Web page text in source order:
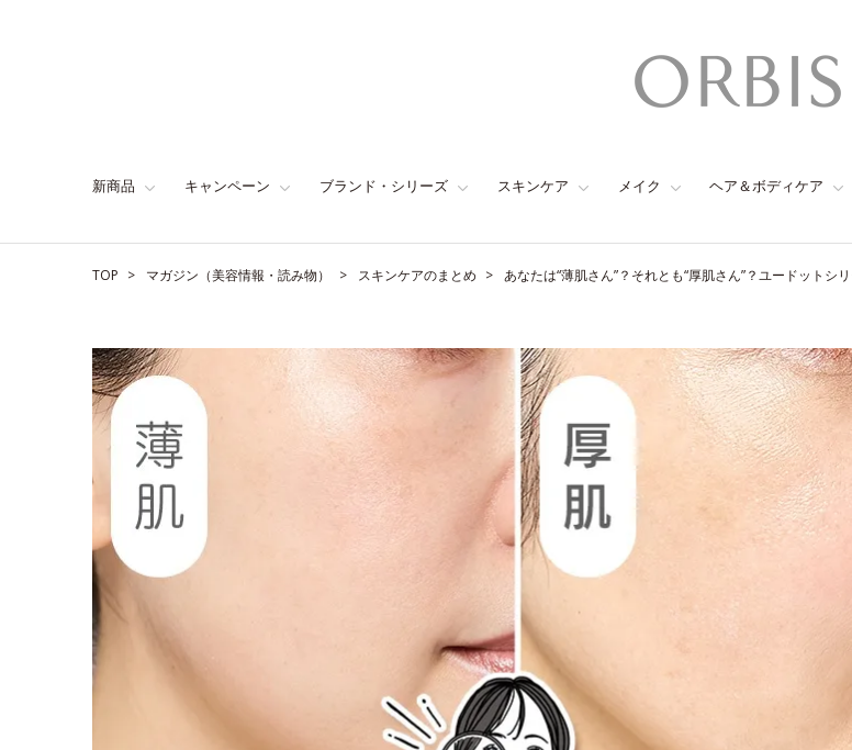
新商品 キャンペーン ブランド・シリーズ スキンケア メイク ヘア＆ボディケア
TOP マガジン（美容情報・読み物） スキンケアのまとめ あなたは“薄肌さん”？それとも“厚肌さん”？ユードットシ